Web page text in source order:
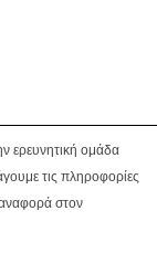
ερευνητική ομάδα
τις πληροφορίες
στον